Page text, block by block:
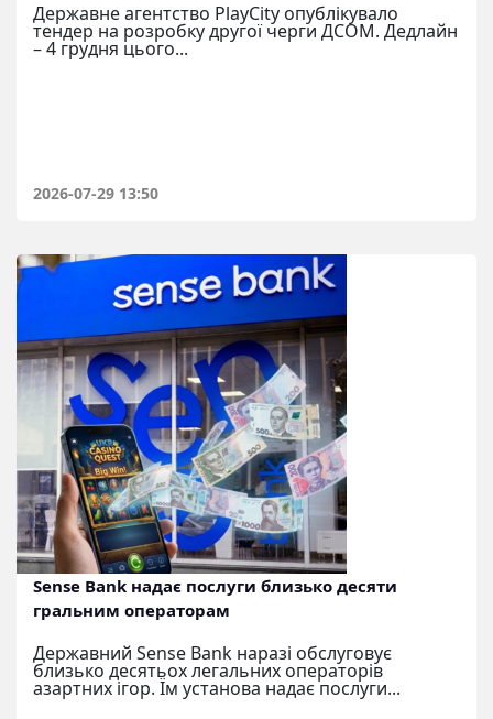
Державне агентство PlayCity опублікувало
тендер на розробку другої черги ДСОМ. Дедлайн
– 4 грудня цього...
2026-07-29 13:50
Sense Bank надає послуги близько десяти
гральним операторам
Державний Sense Bank наразі обслуговує
близько десятьох легальних операторів
азартних ігор. Їм установа надає послуги...